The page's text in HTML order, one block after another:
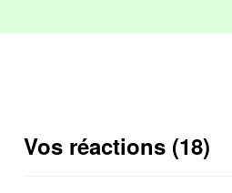
Vos réactions (18)